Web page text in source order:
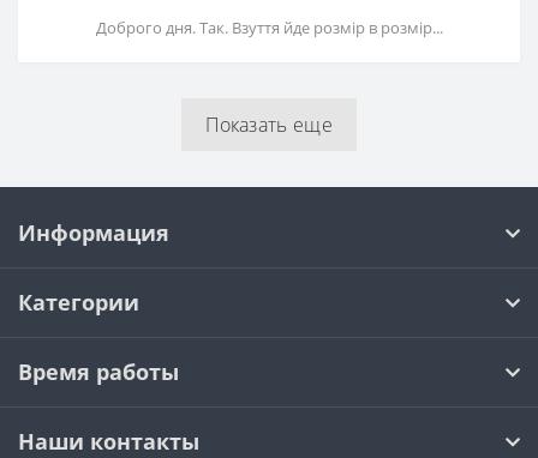
Доброго дня. Так. Взуття йде розмір в розмір...
Показать еще
Информация
Категории
Время работы
Наши контакты